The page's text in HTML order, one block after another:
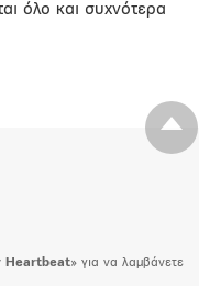
όλο και συχνότερα
Heartbeat» για να λαμβάνετε